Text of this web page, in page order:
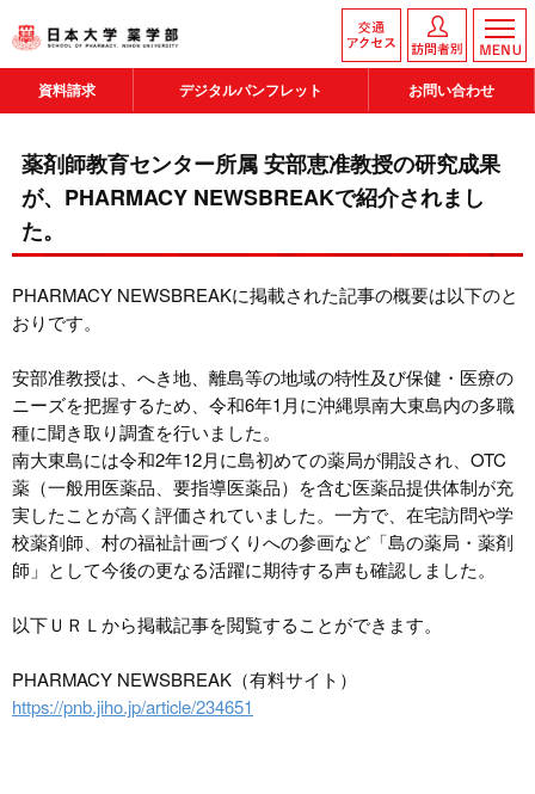
資料請求 デジタルパンフレット お問い合わせ
薬剤師教育センター所属 安部恵准教授の研究成果
が、PHARMACY NEWSBREAKで紹介されまし
た。
PHARMACY NEWSBREAKに掲載された記事の概要は以下のと
おりです。
安部准教授は、へき地、離島等の地域の特性及び保健・医療の
ニーズを把握するため、令和6年1月に沖縄県南大東島内の多職
種に聞き取り調査を行いました。
南大東島には令和2年12月に島初めての薬局が開設され、OTC
薬（一般用医薬品、要指導医薬品）を含む医薬品提供体制が充
実したことが高く評価されていました。一方で、在宅訪問や学
校薬剤師、村の福祉計画づくりへの参画など「島の薬局・薬剤
師」として今後の更なる活躍に期待する声も確認しました。
以下ＵＲＬから掲載記事を閲覧することができます。
PHARMACY NEWSBREAK（有料サイト）
https://pnb.jiho.jp/article/234651